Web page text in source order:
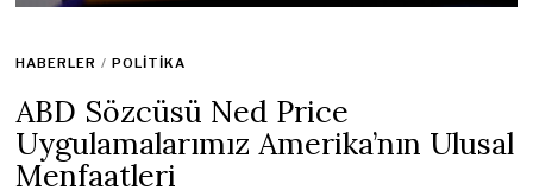
HABERLER / POLITIKA
ABD Sözcüsü Ned Price
Uygulamalarımız Amerika’nın Ulusal
Menfaatleri